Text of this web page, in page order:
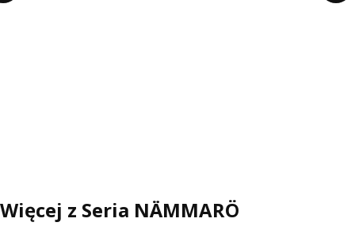
Więcej z Seria NÄMMARÖ